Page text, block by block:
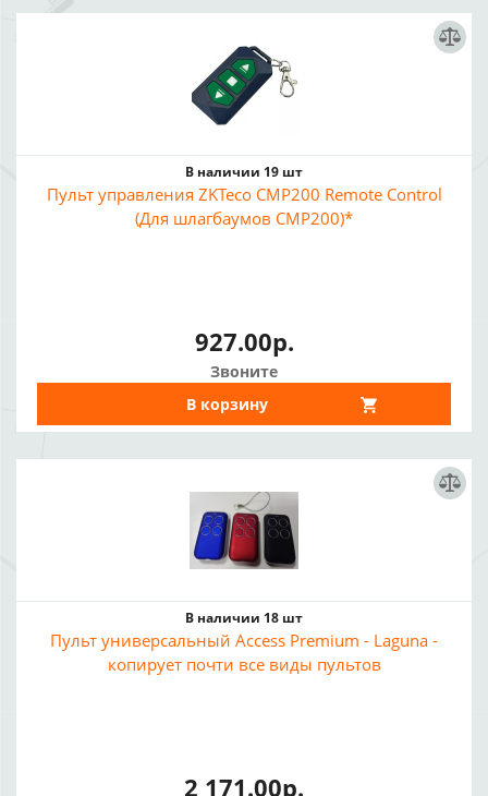
В наличии 19 шт
Пульт управления ZKTeco CMP200 Remote Control
(Для шлагбаумов CMP200)*
927.00р.
Звоните
В корзину
В наличии 18 шт
Пульт универсальный Access Premium - Laguna -
копирует почти все виды пультов
2 171.00р.